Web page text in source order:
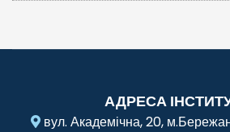
АДРЕСА
вул. Академічна, 20,